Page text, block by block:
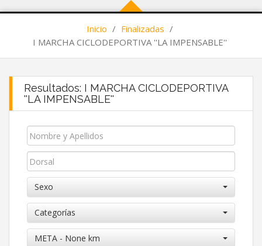
Inicio / Finalizadas /
I MARCHA CICLODEPORTIVA ''LA IMPENSABLE''
Resultados: I MARCHA CICLODEPORTIVA
''LA IMPENSABLE''
Sexo
Categorías
META - None km